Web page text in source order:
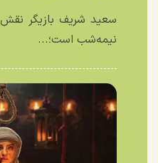
سعید شریف بازیگر
نیمه‌شب است؛...